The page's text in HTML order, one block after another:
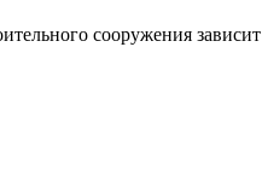
сооружения